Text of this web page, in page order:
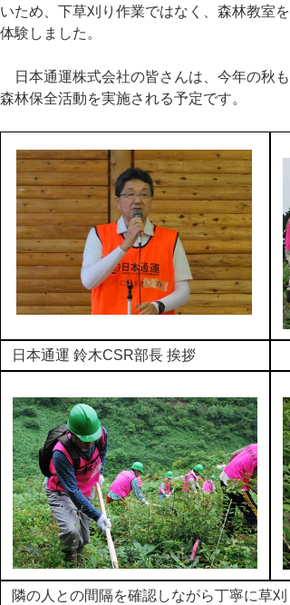
いため、下草刈り作業ではなく、森林教室を
体験しました。
日本通運株式会社の皆さんは、今年の秋も
森林保全活動を実施される予定です。
日本通運 鈴木CSR部長 挨拶
隣の人との間隔を確認しながら丁寧に草刈